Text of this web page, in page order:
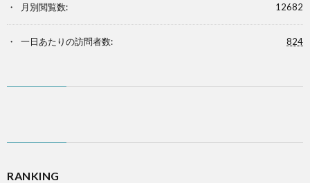
12682
月別閲覧数:
824
一日あたりの訪問者数:
RANKING